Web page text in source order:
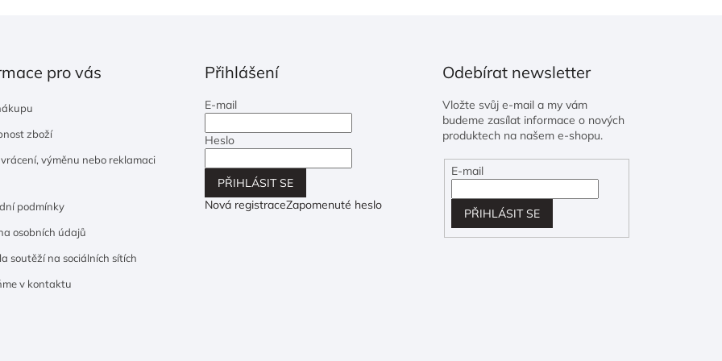
pro vás
zboží
vrácení, výměnu nebo reklamaci
podmínky
osobních údajů
soutěží na sociálních sítích
v kontaktu
Přihlášení
E-mail
Heslo
PŘIHLÁSIT SE
Nová registraceZapomenuté heslo
Odebírat newsletter
Vložte svůj e-mail a my vám
budeme zasílat informace o nových
produktech na našem e-shopu.
E-mail
PŘIHLÁSIT SE